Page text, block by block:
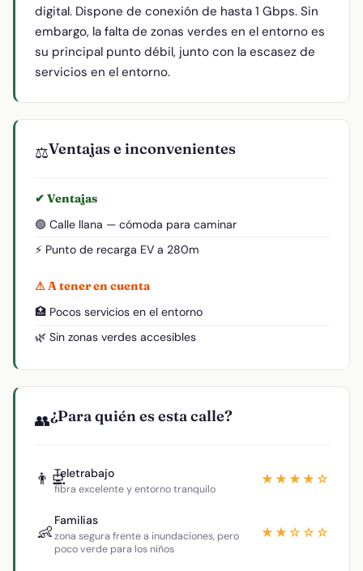
digital. Dispone de conexión de hasta 1 Gbps. Sin
embargo, la falta de zonas verdes en el entorno es
su principal punto débil, junto con la escasez de
servicios en el entorno.
⚖️Ventajas e inconvenientes
✔ Ventajas
🟢 Calle llana — cómoda para caminar
⚡ Punto de recarga EV a 280m
⚠ A tener en cuenta
🏥 Pocos servicios en el entorno
🌿 Sin zonas verdes accesibles
👥¿Para quién es esta calle?
👨‍💻Teletrabajo
fibra excelente y entorno tranquilo
★★★★☆
👶
Familias
zona segura frente a inundaciones, pero
poco verde para los niños
★★☆☆☆